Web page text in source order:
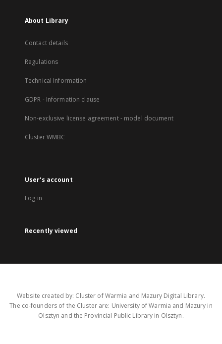
About Library
Contact details
Regulations
Technical Information
GDPR - Information clause
Non-exclusive license agreement - model document
Cluster WMBC
User's account
Log in
Recently viewed
Website created by: Cluster of Warmia and Mazury Digital Library.
The co-founders of the Cluster are: University of Warmia and Mazury in
Olsztyn and the Provincial Public Library in Olsztyn.